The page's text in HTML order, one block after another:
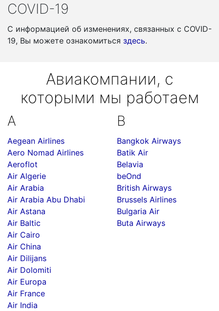
COVID-19
С информацией об изменениях, связанных c COVID-
19, Вы можете ознакомиться здесь.
Авиакомпании, с
которыми мы работаем
A
Aegean Airlines
Aero Nomad Airlines
Aeroflot
Air Algerie
Air Arabia
Air Arabia Abu Dhabi
Air Astana
Air Baltic
Air Cairo
Air China
Air Dilijans
Air Dolomiti
Air Europa
Air France
Air India
B
Bangkok Airways
Batik Air
Belavia
beOnd
British Airways
Brussels Airlines
Bulgaria Air
Buta Airways